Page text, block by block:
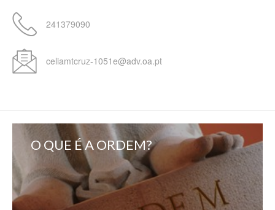
241379090
celiamtcruz-1051e@adv.oa.pt
O QUE É A ORDEM?